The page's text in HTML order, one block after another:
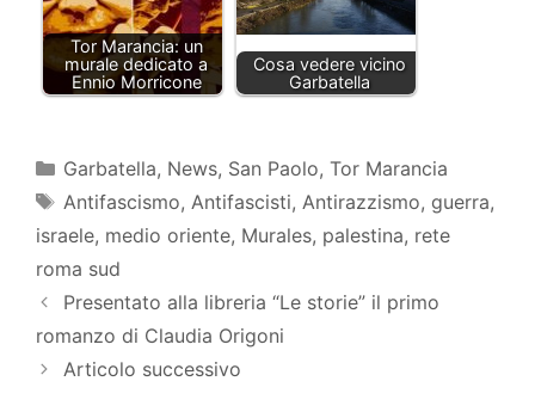
Tor Marancia: un
murale dedicato a
Ennio Morricone
Cosa vedere vicino
Garbatella
Categorie
Garbatella, News, San Paolo, Tor Marancia
Tag
Antifascismo, Antifascisti, Antirazzismo, guerra,
israele, medio oriente, Murales, palestina, rete
roma sud
Presentato alla libreria “Le storie” il primo
romanzo di Claudia Origoni
Articolo successivo